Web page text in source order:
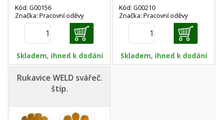
Kód: G00156
Značka: Pracovní oděvy
Skladem, ihned k dodání
Kód: G00210
Značka: Pracovní oděvy
Skladem, ihned k dodání
Rukavice WELD svářeč.
štíp.